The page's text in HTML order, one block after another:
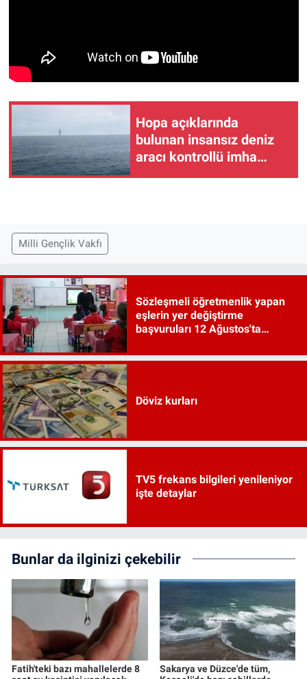
Hopa açıklarında
bulunan insansız deniz
aracı kontrollü imha
edildi
Milli Gençlik Vakfı
Sözleşmeli öğretmenlik yapan
eşlerin yer değiştirme
başvuruları 12 Ağustos'ta
Döviz kurları
TV5 frekans bilgileri yenileniyor
işte detaylar
Bunlar da ilginizi çekebilir
Fatih'teki bazı mahallelerde 8
Sakarya ve Düzce'de tüm,